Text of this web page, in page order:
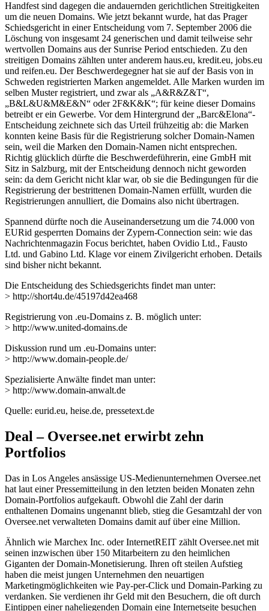
Handfest sind dagegen die andauernden gerichtlichen Streitigkeiten
um die neuen Domains. Wie jetzt bekannt wurde, hat das Prager
Schiedsgericht in einer Entscheidung vom 7. September 2006 die
Löschung von insgesamt 24 generischen und damit teilweise sehr
wertvollen Domains aus der Sunrise Period entschieden. Zu den
streitigen Domains zählten unter anderem haus.eu, kredit.eu, jobs.eu
und reifen.eu. Der Beschwerdegegner hat sie auf der Basis von in
Schweden registrierten Marken angemeldet. Alle Marken wurden im
selben Muster registriert, und zwar als „A&R&Z&T“,
„B&L&U&M&E&N“ oder 2F&K&K“; für keine dieser Domains
betreibt er ein Gewerbe. Vor dem Hintergrund der „Barc&Elona“-
Entscheidung zeichnete sich das Urteil frühzeitig ab: die Marken
konnten keine Basis für die Registrierung solcher Domain-Namen
sein, weil die Marken den Domain-Namen nicht entsprechen.
Richtig glücklich dürfte die Beschwerdeführerin, eine GmbH mit
Sitz in Salzburg, mit der Entscheidung dennoch nicht geworden
sein: da dem Gericht nicht klar war, ob sie die Bedingungen für die
Registrierung der bestrittenen Domain-Namen erfüllt, wurden die
Registrierungen annulliert, die Domains also nicht übertragen.
Spannend dürfte noch die Auseinandersetzung um die 74.000 von
EURid gesperrten Domains der Zypern-Connection sein: wie das
Nachrichtenmagazin Focus berichtet, haben Ovidio Ltd., Fausto
Ltd. und Gabino Ltd. Klage vor einem Zivilgericht erhoben. Details
sind bisher nicht bekannt.
Die Entscheidung des Schiedsgerichts findet man unter:
> http://short4u.de/45197d42ea468
Registrierung von .eu-Domains z. B. möglich unter:
> http://www.united-domains.de
Diskussion rund um .eu-Domains unter:
> http://www.domain-people.de/
Spezialisierte Anwälte findet man unter:
> http://www.domain-anwalt.de
Quelle: eurid.eu, heise.de, pressetext.de
Deal – Oversee.net erwirbt zehn
Portfolios
Das in Los Angeles ansässige US-Medienunternehmen Oversee.net
hat laut einer Pressemitteilung in den letzten beiden Monaten zehn
Domain-Portfolios aufgekauft. Obwohl die Zahl der darin
enthaltenen Domains ungenannt blieb, stieg die Gesamtzahl der von
Oversee.net verwalteten Domains damit auf über eine Million.
Ähnlich wie Marchex Inc. oder InternetREIT zählt Oversee.net mit
seinen inzwischen über 150 Mitarbeitern zu den heimlichen
Giganten der Domain-Monetisierung. Ihren oft steilen Aufstieg
haben die meist jungen Unternehmen den neuartigen
Marketingmöglichkeiten wie Pay-per-Click und Domain-Parking zu
verdanken. Sie verdienen ihr Geld mit den Besuchern, die oft durch
Eintippen einer naheliegenden Domain eine Internetseite besuchen